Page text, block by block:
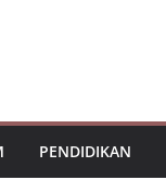
PENDIDIKAN